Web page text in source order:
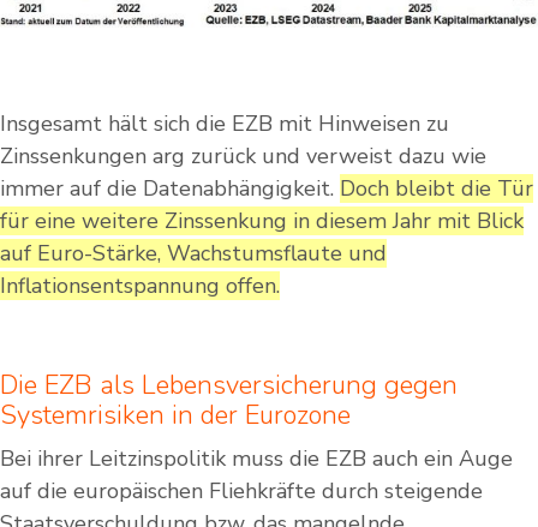
Insgesamt hält sich die EZB mit Hinweisen zu
Zinssenkungen arg zurück und verweist dazu wie
immer auf die Datenabhängigkeit. Doch bleibt die Tür
für eine weitere Zinssenkung in diesem Jahr mit Blick
auf Euro-Stärke, Wachstumsflaute und
Inflationsentspannung offen.
Die EZB als Lebensversicherung gegen
Systemrisiken in der Eurozone
Bei ihrer Leitzinspolitik muss die EZB auch ein Auge
auf die europäischen Fliehkräfte durch steigende